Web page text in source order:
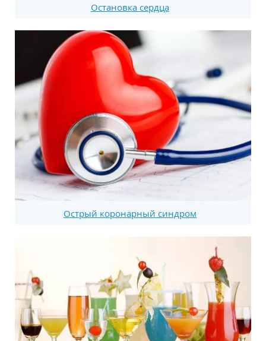
Остановка сердца
Острый коронарный синдром